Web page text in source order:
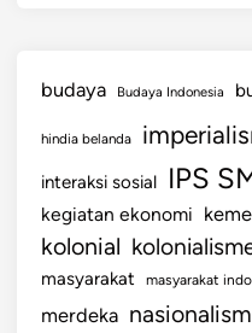
budaya Budaya Indonesia
hindia belanda
interaksi sosial IPS
kegiatan ekonomi
kolonial
masyarakat masyarakat
merdeka